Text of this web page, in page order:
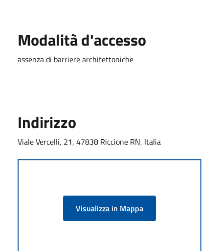
Modalità d'accesso
assenza di barriere architettoniche
Indirizzo
Viale Vercelli, 21, 47838 Riccione RN, Italia
Visualizza in Mappa